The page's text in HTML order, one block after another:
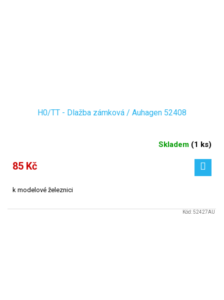
H0/TT - Dlažba zámková / Auhagen 52408
Skladem (1 ks)
85 Kč
k modelové železnici
Kód:52427AU